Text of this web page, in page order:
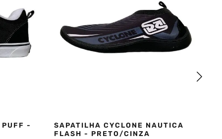
PUFF -
SAPATILHA CYCLONE NAUTICA
FLASH - PRETO/CINZA